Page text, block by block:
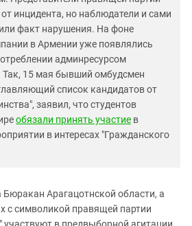
инцидента, но наблюдатели и сами
факт нарушения. На фоне
в Армении уже появлялись
админресурсом
Так, 15 мая бывший омбудсмен
список кандидатов от
заявил, что студентов
обязали принять участие в
в интересах "Гражданского
Арагацотнской области, а
с символикой правящей партии